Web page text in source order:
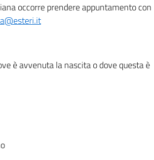
occorre prendere appuntamento con
è avvenuta la nascita o dove questa è